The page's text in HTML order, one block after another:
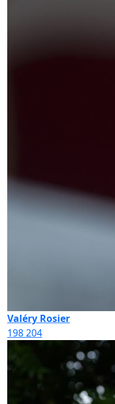
Valéry Rosier
198204